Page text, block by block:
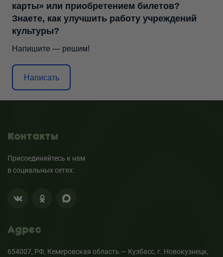
карты» или приобретением билетов?
Знаете, как улучшить работу учреждений
культуры?
Напишите — решим!
Написать
Контакты
Присоединяйтесь к нам
в социальных сетях:
Адрес
654007, РФ, Кемеровская область — Кузбасс, г. Новокузнецк,